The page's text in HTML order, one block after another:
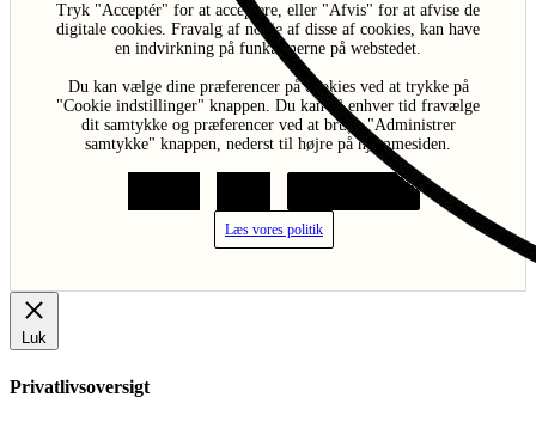
Tryk "Acceptér" for at acceptere, eller "Afvis" for at afvise de
digitale cookies. Fravalg af nogle af disse af cookies, kan have
en indvirkning på funktionerne på webstedet.
Du kan vælge dine præferencer på cookies ved at trykke på
"Cookie indstillinger" knappen. Du kan til enhver tid fravælge
dit samtykke og præferencer ved at bruge "Administrer
samtykke" knappen, nederst til højre på hjemmesiden.
Læs vores politik
Luk
Privatlivsoversigt